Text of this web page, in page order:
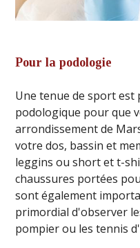
Pour la podologie
Une tenue de sport
podologique pour que
arrondissement de
votre dos, bassin et
leggins ou short et t-
chaussures portées
sont également
primordial d'observer
pompier ou les tennis